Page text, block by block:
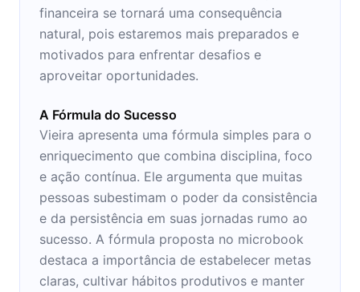
financeira se tornará uma consequência
natural, pois estaremos mais preparados e
motivados para enfrentar desafios e
aproveitar oportunidades.
A Fórmula do Sucesso
Vieira apresenta uma fórmula simples para o
enriquecimento que combina disciplina, foco
e ação contínua. Ele argumenta que muitas
pessoas subestimam o poder da consistência
e da persistência em suas jornadas rumo ao
sucesso. A fórmula proposta no microbook
destaca a importância de estabelecer metas
claras, cultivar hábitos produtivos e manter